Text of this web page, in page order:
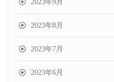
2023年9月
2023年8月
2023年7月
2023年6月